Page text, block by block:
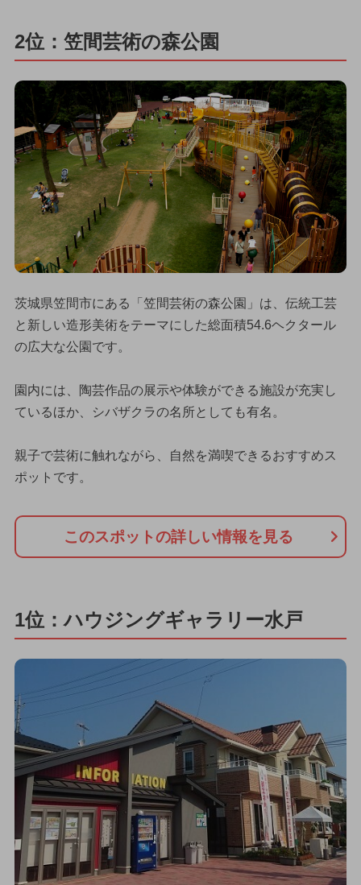
2位：笠間芸術の森公園
茨城県笠間市にある「笠間芸術の森公園」は、伝統工芸
と新しい造形美術をテーマにした総面積54.6ヘクタール
の広大な公園です。
園内には、陶芸作品の展示や体験ができる施設が充実し
ているほか、シバザクラの名所としても有名。
親子で芸術に触れながら、自然を満喫できるおすすめス
ポットです。
このスポットの詳しい情報を見る
1位：ハウジングギャラリー水戸